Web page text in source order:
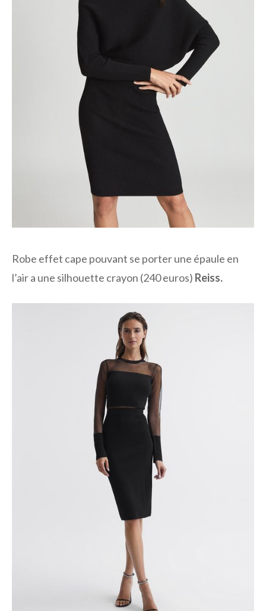
Robe effet cape pouvant se porter une épaule en
l’air a une silhouette crayon (240 euros) Reiss.